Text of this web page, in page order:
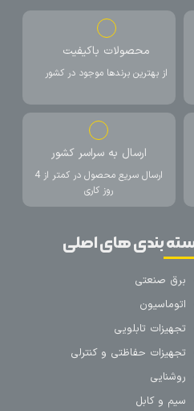
محصولات باکیفیت
از بهترین برندها موجود در کشور
ارسال به سراسر کشور
ارسال سریع محصول در کمتر از 4
روز کاری
بندی های اصلی
برق صنعتی
اتوماسیون
تجهیزات تابلویی
تجهیزات حفاظتی و کنترلی
روشنایی
سیم و کابل